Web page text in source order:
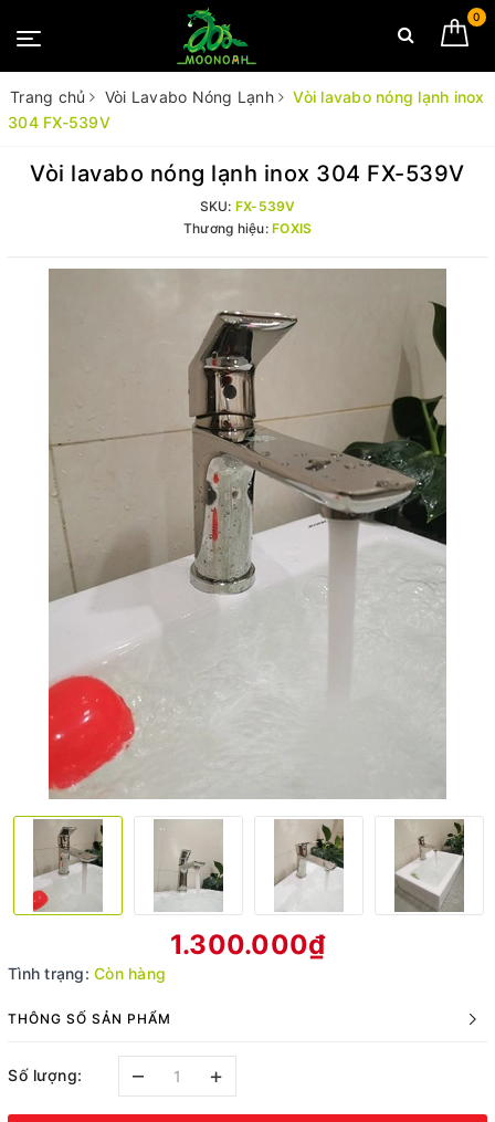
0
Trang chủ Vòi Lavabo Nóng Lạnh
Vòi lavabo nóng lạnh inox
304 FX-539V
Vòi lavabo nóng lạnh inox 304 FX-539V
SKU: FX-539V
Thương hiệu: FOXIS
1.300.000₫
Tình trạng: Còn hàng
THÔNG SỐ SẢN PHẨM
Số lượng: – +